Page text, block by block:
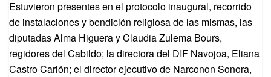
Estuvieron presentes en el protocolo inaugural, recorrido
de instalaciones y bendición religiosa de las mismas, las
diputadas Alma Higuera y Claudia Zulema Bours,
regidores del Cabildo; la directora del DIF Navojoa, Eliana
Castro Carlón; el director ejecutivo de Narconon Sonora,